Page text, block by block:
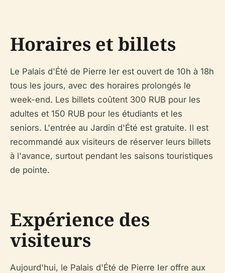
Horaires et billets
Le Palais d'Été de Pierre Ier est ouvert de 10h à 18h
tous les jours, avec des horaires prolongés le
week-end. Les billets coûtent 300 RUB pour les
adultes et 150 RUB pour les étudiants et les
seniors. L'entrée au Jardin d'Été est gratuite. Il est
recommandé aux visiteurs de réserver leurs billets
à l'avance, surtout pendant les saisons touristiques
de pointe.
Expérience des
visiteurs
Aujourd'hui, le Palais d'Été de Pierre Ier offre aux